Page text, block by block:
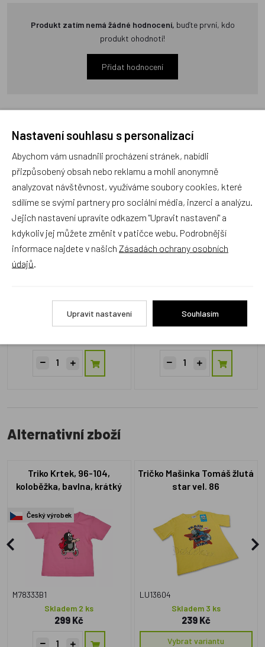
Produkt zatím nemá žádné hodnocení, buďte první, kdo
produkt ohodnotí!
Přidat hodnocení
Zboží se stejným motivem
Polštář Čtyřlístek auto,
32x21cm
Český výrobek
Skladem 1 ks
MÚ Brno Myšpulín s
karabinou 12cm
(Čtyřlístek)
Český výrobek
Skladem 1 ks
Alternativní zboží
Triko Krtek, 96-104,
koloběžka, bavlna, krátký
Český výrobek
M78333B1
Skladem 2 ks
299 Kč
Tričko Mašinka Tomáš žlutá
star vel. 86
LU13604
Skladem 3 ks
239 Kč
Vybrat variantu
Nastavení souhlasu s personalizací
Abychom vám usnadnili procházení stránek, nabídli
přizpůsobený obsah nebo reklamu a mohli anonymně
analyzovat návštěvnost, využíváme soubory cookies, které
sdílíme se svými partnery pro sociální média, inzerci a analýzu.
Jejich nastavení upravíte odkazem "Upravit nastavení" a
kdykoliv jej můžete změnit v patičce webu. Podrobnější
informace najdete v našich Zásadách ochrany osobních
údajů
Upravit nastavení Souhlasím